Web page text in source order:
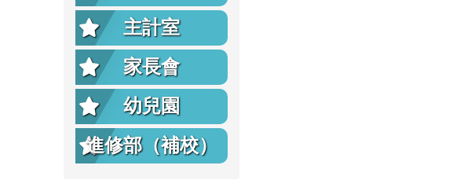
主計室
家長會
幼兒園
進修部（補校）